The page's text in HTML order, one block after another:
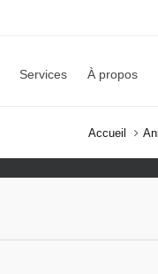
Services À propos
Accueil